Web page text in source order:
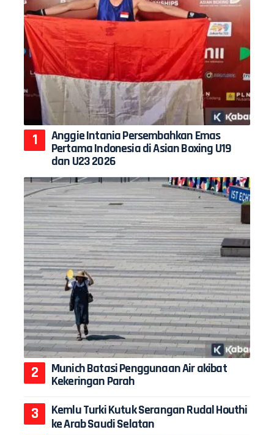
Anggie Intania Persembahkan Emas
Pertama Indonesia di Asian Boxing U19
dan U23 2026
Munich Batasi Penggunaan Air akibat
Kekeringan Parah
Kemlu Turki Kutuk Serangan Rudal Houthi
ke Arab Saudi Selatan